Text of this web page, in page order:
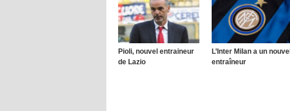
Pioli, nouvel entraineur
de Lazio
L’Inter Milan a un nouvel
entraîneur